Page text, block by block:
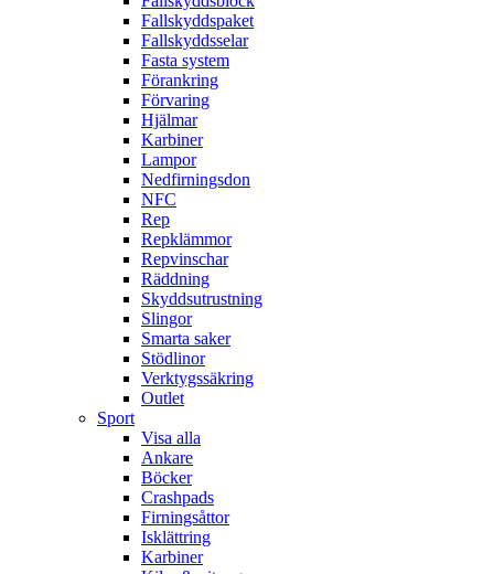
Fallskyddspaket
Fallskyddsselar
Fasta system
Förankring
Förvaring
Hjälmar
Karbiner
Lampor
Nedfirningsdon
NFC
Rep
Repklämmor
Repvinschar
Räddning
Skyddsutrustning
Slingor
Smarta saker
Stödlinor
Verktygssäkring
Outlet
Sport
Visa alla
Ankare
Böcker
Crashpads
Firningsåttor
Isklättring
Karbiner